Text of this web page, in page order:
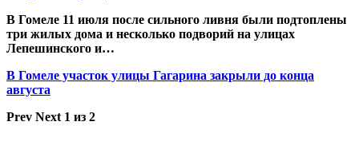
В Гомеле 11 июля после сильного ливня были подтоплены
три жилых дома и несколько подворий на улицах
Лепешинского и…
В Гомеле участок улицы Гагарина закрыли до конца
августа
Prev Next 1 из 2